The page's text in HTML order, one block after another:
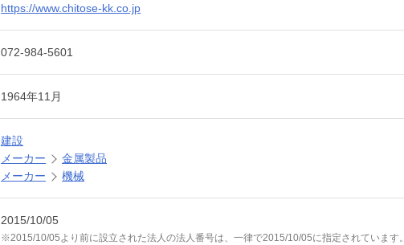
https://www.chitose-kk.co.jp
072-984-5601
1964年11月
建設
メーカー
金属製品
メーカー
機械
2015/10/05
※2015/10/05より前に設立された法人の法人番号は、一律で2015/10/05に指定されています。